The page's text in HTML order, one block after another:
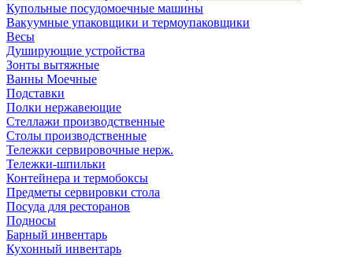
Купольные посудомоечные машины
Вакуумные упаковщики и термоупаковщики
Весы
Душирующие устройства
Зонты вытяжные
Ванны Моечные
Подставки
Полки нержавеющие
Стеллажи производственные
Столы производственные
Тележки сервировочные нерж.
Тележки-шпильки
Контейнера и термобоксы
Предметы сервировки стола
Посуда для ресторанов
Подносы
Барный инвентарь
Кухонный инвентарь